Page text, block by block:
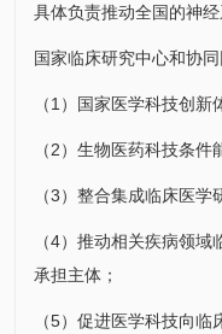
具体负责推动全国的神
国家临床研究中心和协同
（1）国家医学科技创新
（2）生物医药科技条件
（3）整合集成临床医学
（4）推动相关疾病领
承担主体；
（5）促进医学科技向